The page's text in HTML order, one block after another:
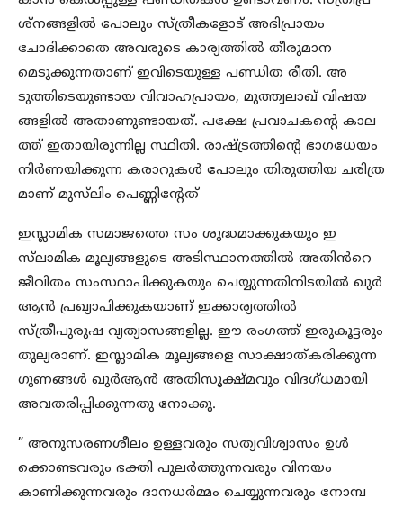
ശ്‌നങ്ങളിൽ പോലും സ്ത്രീകളോട് അഭിപ്രായം
ചോദിക്കാതെ അവരുടെ കാര്യത്തിൽ തീരുമാന
മെടുക്കുന്നതാണ് ഇവിടെയുള്ള പണ്ഡിത രീതി. അ
ടുത്തിടെയുണ്ടായ വിവാഹപ്രായം, മുത്ത്വലാഖ് വിഷയ
ങ്ങളിൽ അതാണുണ്ടായത്. പക്ഷേ പ്രവാചകന്റെ കാല
ത്ത് ഇതായിരുന്നില്ല സ്ഥിതി. രാഷ്ട്രത്തിന്റെ ഭാഗധേയം
നിർണയിക്കുന്ന കരാറുകൾ പോലും തിരുത്തിയ ചരിത്ര
മാണ് മുസ്‌ലിം പെണ്ണിന്റേത്
ഇസ്ലാമിക സമാജത്തെ സം ശുദ്ധമാക്കുകയും ഇ
സ്‌ലാമിക മൂല്യങ്ങളുടെ അടിസ്ഥാനത്തിൽ അതിൻറെ
ജീവിതം സംസ്ഥാപിക്കുകയും ചെയ്യുന്നതിനിടയിൽ ഖുർ
ആൻ പ്രഖ്യാപിക്കുകയാണ് ഇക്കാര്യത്തിൽ
സ്ത്രീപുരുഷ വ്യത്യാസങ്ങളില്ല. ഈ രംഗത്ത് ഇരുകൂട്ടരും
തുല്യരാണ്. ഇസ്ലാമിക മൂല്യങ്ങളെ സാക്ഷാത്കരിക്കുന്ന
ഗുണങ്ങൾ ഖുർആൻ അതിസൂക്ഷ്മവും വിദഗ്ധമായി
അവതരിപ്പിക്കുന്നതു നോക്കു.
” അനുസരണശീലം ഉള്ളവരും സത്യവിശ്വാസം ഉൾ
ക്കൊണ്ടവരും ഭക്തി പുലർത്തുന്നവരും വിനയം
കാണിക്കുന്നവരും ദാനധർമ്മം ചെയ്യുന്നവരും നോമ്പ